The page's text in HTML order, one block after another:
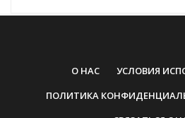
О НАС
УСЛОВИЯ
ПОЛИТИКА